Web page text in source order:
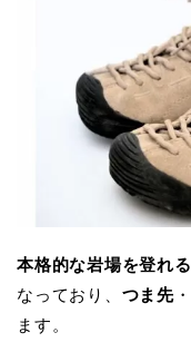
本格的な岩場を登れる
なっており、 つま先・
ます。